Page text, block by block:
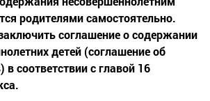
родителями самостоятельно.
соглашение о содержании
детей (соглашение об
в соответствии с главой 16